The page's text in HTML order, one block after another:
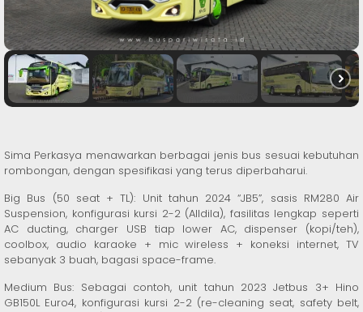
Sima Perkasya menawarkan berbagai jenis bus sesuai kebutuhan
rombongan, dengan spesifikasi yang terus diperbaharui.
Big Bus (50 seat + TL): Unit tahun 2024 “JB5”, sasis RM280 Air
Suspension, konfigurasi kursi 2-2 (Alldila), fasilitas lengkap seperti
AC ducting, charger USB tiap lower AC, dispenser (kopi/teh),
coolbox, audio karaoke + mic wireless + koneksi internet, TV
sebanyak 3 buah, bagasi space-frame.
Medium Bus: Sebagai contoh, unit tahun 2023 Jetbus 3+ Hino
GB150L Euro4, konfigurasi kursi 2-2 (re-cleaning seat, safety belt,